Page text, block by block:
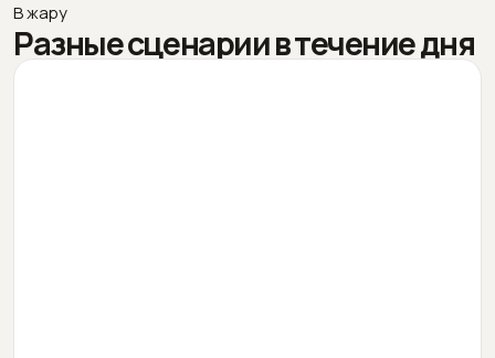
В жару
Разные сценарии в течение дня